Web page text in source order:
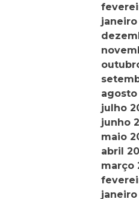
agosto
julho
junho
maio
abril
março
janeiro